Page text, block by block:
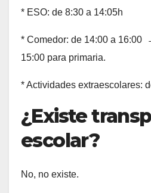
* ESO: de 8:30 a 14:05h
* Comedor: de 14:00 a 16:00
15:00 para primaria.
* Actividades
¿Existe
escolar?
No, no existe.